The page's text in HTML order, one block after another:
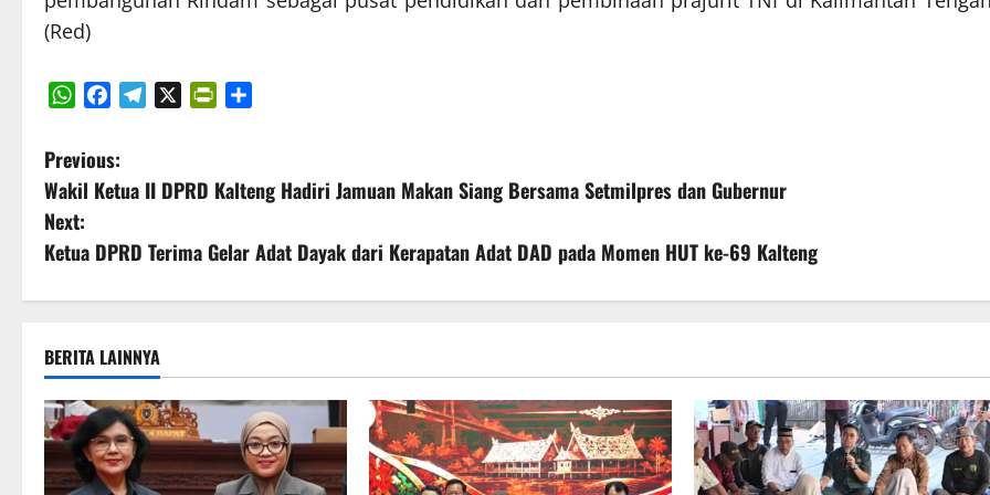
(Red)
WhatsApp
FacebookTelegram PrintFriendly
P
o
s
t
n
a
v
Previous:
Wakil Ketua II DPRD Kalteng Hadiri Jamuan Makan Siang Bersama Setmilpres dan Gubernur
Next:
Ketua DPRD Terima Gelar Adat Dayak dari Kerapatan Adat DAD pada Momen HUT ke-69 Kalteng
BERITA LAINNYA